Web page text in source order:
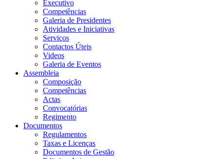
Executivo
Competências
Galeria de Presidentes
Atividades e Iniciativas
Serviços
Contactos Úteis
Videos
Galeria de Eventos
Assembleia
Composição
Competências
Actas
Convocatórias
Regimento
Documentos
Regulamentos
Taxas e Licenças
Documentos de Gestão